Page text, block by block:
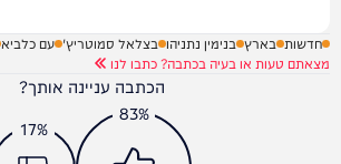
חדשות בארץ בנימין נתניהו בצלאל סמוטריץ' עם כלביא
מצאתם טעות או בעיה בכתבה? כתבו לנו
הכתבה עניינה אותך?
83%
17%